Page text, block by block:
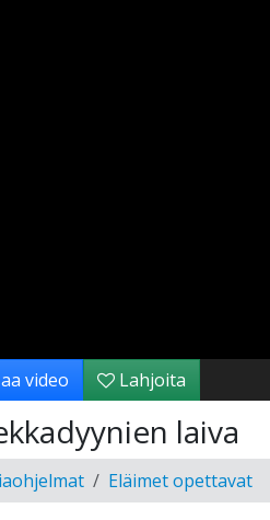
video Lahjoita
laiva
Eläimet opettavat